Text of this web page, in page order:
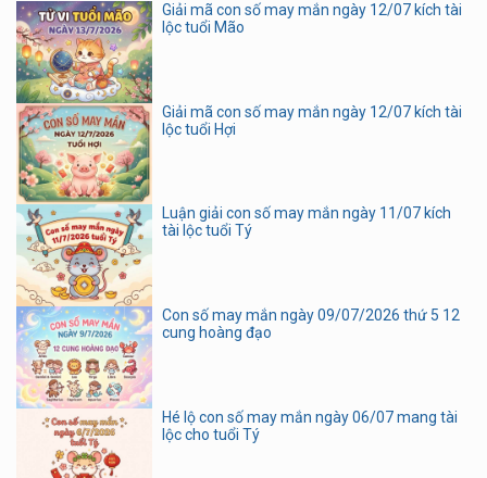
Giải mã con số may mắn ngày 12/07 kích tài
lộc tuổi Mão
Giải mã con số may mắn ngày 12/07 kích tài
lộc tuổi Hợi
Luận giải con số may mắn ngày 11/07 kích
tài lộc tuổi Tý
Con số may mắn ngày 09/07/2026 thứ 5 12
cung hoàng đạo
Hé lộ con số may mắn ngày 06/07 mang tài
lộc cho tuổi Tý